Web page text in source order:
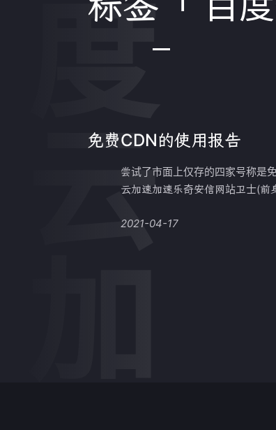
免费CDN的使用报告
尝试了市面上仅存的四家号称是
云加速加速乐奇安信网站卫士(前
2021-04-17